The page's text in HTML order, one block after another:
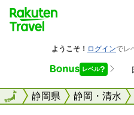
全国静岡県 静岡・清水
全国